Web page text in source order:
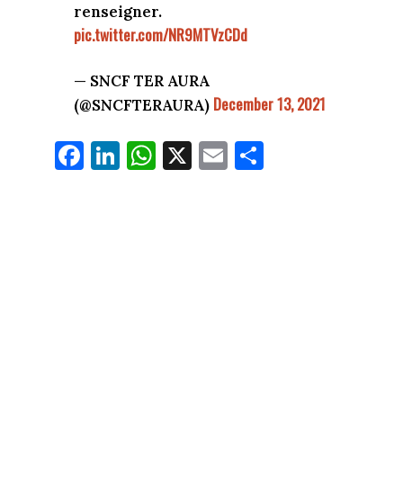
renseigner.
pic.twitter.com/NR9MTVzCDd
— SNCF TER AURA
(@SNCFTERAURA) December 13, 2021
Fa
ce
Li
nk
W
ha
X E
m
Pa
rt